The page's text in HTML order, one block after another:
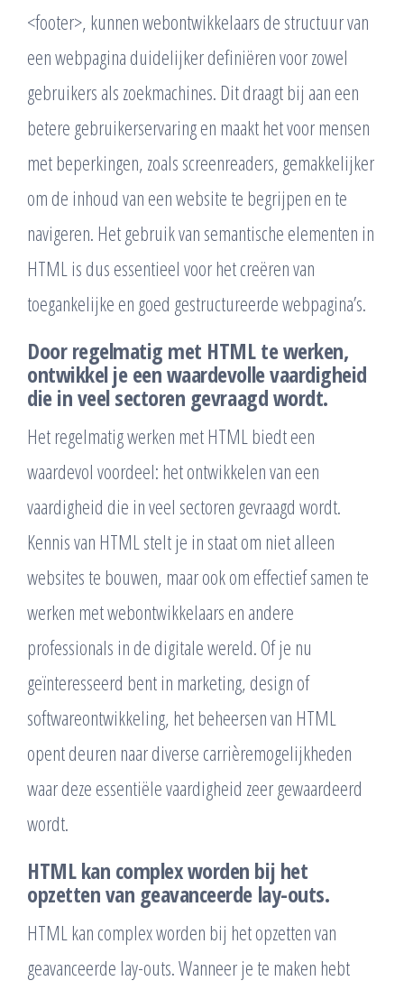
<footer>, kunnen webontwikkelaars de structuur van
een webpagina duidelijker definiëren voor zowel
gebruikers als zoekmachines. Dit draagt bij aan een
betere gebruikerservaring en maakt het voor mensen
met beperkingen, zoals screenreaders, gemakkelijker
om de inhoud van een website te begrijpen en te
navigeren. Het gebruik van semantische elementen in
HTML is dus essentieel voor het creëren van
toegankelijke en goed gestructureerde webpagina’s.
Door regelmatig met HTML te werken,
ontwikkel je een waardevolle vaardigheid
die in veel sectoren gevraagd wordt.
Het regelmatig werken met HTML biedt een
waardevol voordeel: het ontwikkelen van een
vaardigheid die in veel sectoren gevraagd wordt.
Kennis van HTML stelt je in staat om niet alleen
websites te bouwen, maar ook om effectief samen te
werken met webontwikkelaars en andere
professionals in de digitale wereld. Of je nu
geïnteresseerd bent in marketing, design of
softwareontwikkeling, het beheersen van HTML
opent deuren naar diverse carrièremogelijkheden
waar deze essentiële vaardigheid zeer gewaardeerd
wordt.
HTML kan complex worden bij het
opzetten van geavanceerde lay-outs.
HTML kan complex worden bij het opzetten van
geavanceerde lay-outs. Wanneer je te maken hebt